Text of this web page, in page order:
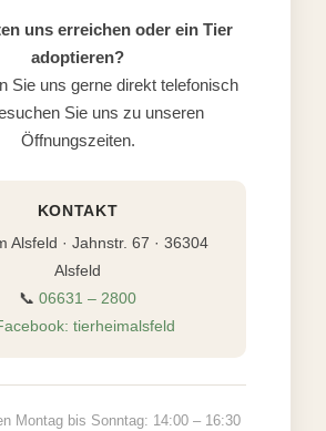
uns erreichen oder ein Tier
adoptieren?
Sie uns gerne direkt telefonisch
Sie uns zu unseren
Öffnungszeiten.
KONTAKT
Alsfeld · Jahnstr. 67 · 36304
Alsfeld
📞 06631 – 2800
tierheimalsfeld
Montag bis Sonntag: 14:00 – 16:30